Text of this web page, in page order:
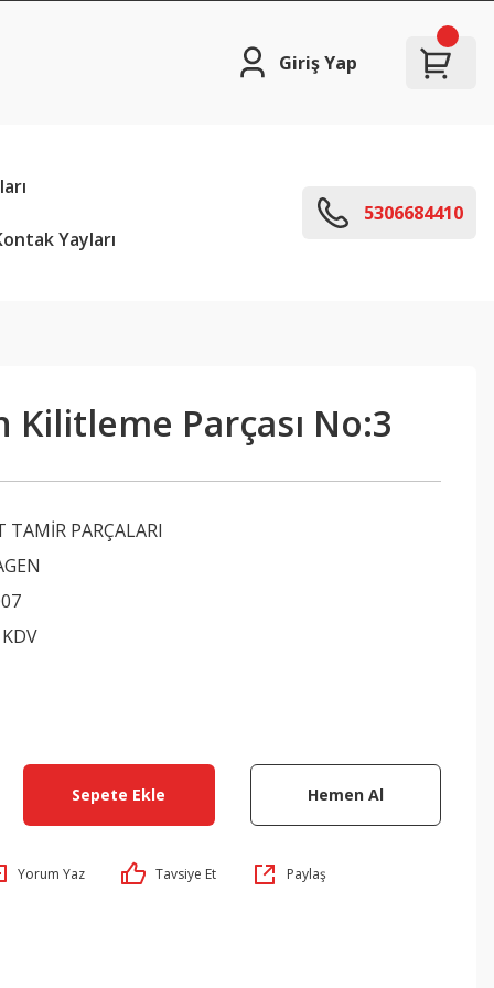
Giriş Yap
Yayları
5306684410
Kilitleme Parçası No:3
TAMİR PARÇALARI
Sepete Ekle Hemen Al
Yorum Yaz Tavsiye Et Paylaş